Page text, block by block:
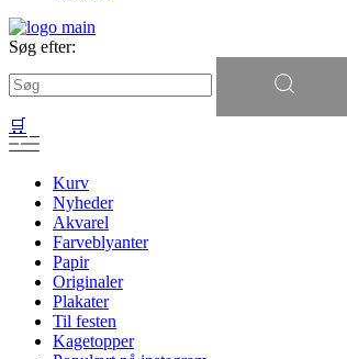
Søg efter:
🛒
Kurv
Nyheder
Akvarel
Farveblyanter
Papir
Originaler
Plakater
Til festen
Kagetopper